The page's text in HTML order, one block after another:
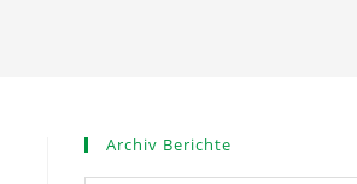
Archiv Berichte